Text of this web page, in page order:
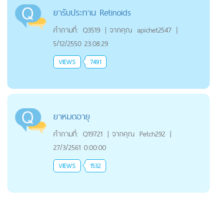
ยารับประทาน Retinoids
คำถามที่: Q3519 | จากคุณ apichet2547 |
5/12/2550 23:08:29
VIEWS 7491
ยาหมดอายุ
คำถามที่: Q19721 | จากคุณ Petch292 |
27/3/2561 0:00:00
VIEWS 1532